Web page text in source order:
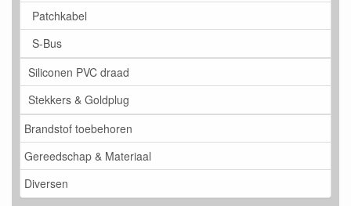
Patchkabel
S-Bus
Siliconen PVC draad
Stekkers & Goldplug
Brandstof toebehoren
Gereedschap & Materiaal
Diversen